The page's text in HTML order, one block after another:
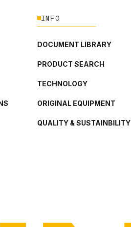
INFO
DOCUMENT LIBRARY
PRODUCT SEARCH
TECHNOLOGY
ORIGINAL EQUIPMENT
QUALITY & SUSTAINBILITY